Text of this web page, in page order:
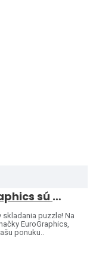
Obľúbené puzzle EuroGraphics sú opäť skladom – a ponuku sme rozšírili o ďalšie motívy!
puzzle! Na
EuroGraphics,
ponuku..